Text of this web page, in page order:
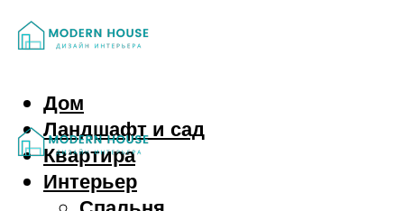
Дом
Ландшафт и сад
Квартира
Интерьер